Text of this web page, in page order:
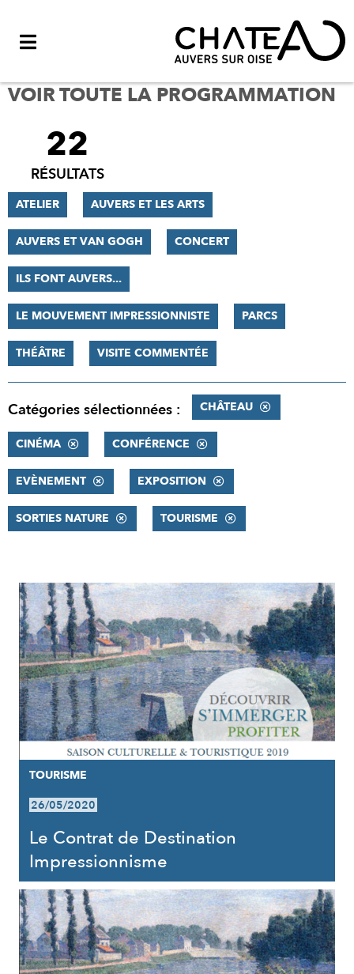
VOIR TOUTE LA PROGRAMMATION
FILTRER
RÉSULTATS
22
RÉSULTATS
ATELIER AUVERS ET LES ARTS
AUVERS ET VAN GOGH CONCERT
ILS FONT AUVERS...
LE MOUVEMENT IMPRESSIONNISTE PARCS
THÉÂTRE VISITE COMMENTÉE
Catégories sélectionnées : CHÂTEAU
CINÉMA CONFÉRENCE
EVÈNEMENT EXPOSITION
SORTIES NATURE TOURISME
RÉSULTATS
TOURISME
26/05/2020
Le Contrat de Destination
Impressionnisme